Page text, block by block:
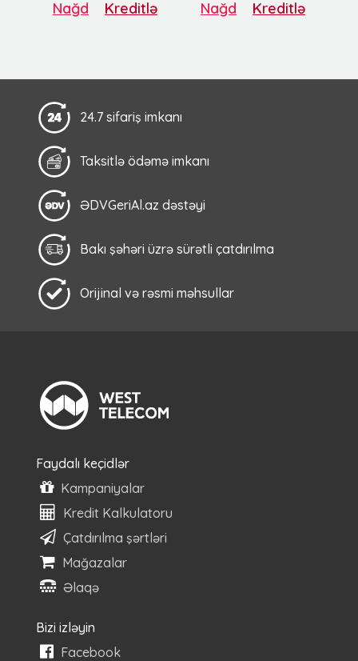
Nağd Kreditlə Nağd Kreditlə
24.7 sifariş imkanı
Taksitlə ödəmə imkanı
ƏDVGeriAl.az dəstəyi
Bakı şəhəri üzrə sürətli çatdırılma
Orijinal və rəsmi məhsullar
Faydalı keçidlər
Kampaniyalar
Kredit Kalkulatoru
Çatdırılma şərtləri
Mağazalar
Əlaqə
Bizi izləyin
Facebook